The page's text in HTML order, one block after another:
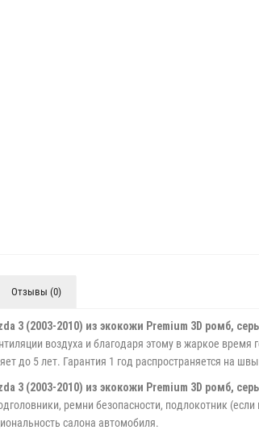
Отзывы (0)
3 (2003-2010) из экокожи Premium 3D ромб,
воздуха и благодаря этому в жаркое
до 5 лет. Гарантия 1 год распространяется на
3 (2003-2010) из экокожи Premium 3D ромб,
ремни безопасности, подлокотник
салона автомобиля.